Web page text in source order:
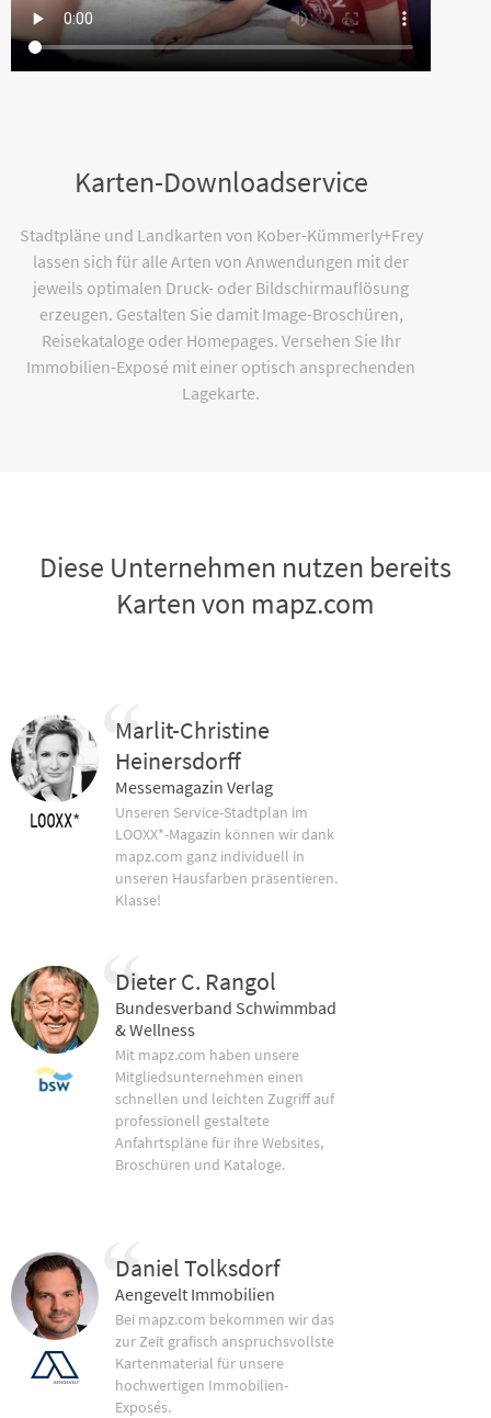
Karten-Downloadservice
Stadtpläne und Landkarten von Kober-Kümmerly+Frey
lassen sich für alle Arten von Anwendungen mit der
jeweils optimalen Druck- oder Bildschirmauflösung
erzeugen. Gestalten Sie damit Image-Broschüren,
Reisekataloge oder Homepages. Versehen Sie Ihr
Immobilien-Exposé mit einer optisch ansprechenden
Lagekarte.
Diese Unternehmen nutzen bereits
Karten von mapz.com
Marlit-Christine
Heinersdorff
Messemagazin Verlag
Unseren Service-Stadtplan im
LOOXX*-Magazin können wir dank
mapz.com ganz individuell in
unseren Hausfarben präsentieren.
Klasse!
Dieter C. Rangol
Bundesverband Schwimmbad
& Wellness
Mit mapz.com haben unsere
Mitgliedsunternehmen einen
schnellen und leichten Zugriff auf
professionell gestaltete
Anfahrtspläne für ihre Websites,
Broschüren und Kataloge.
Daniel Tolksdorf
Aengevelt Immobilien
Bei mapz.com bekommen wir das
zur Zeit grafisch anspruchsvollste
Kartenmaterial für unsere
hochwertigen Immobilien-
Exposés.